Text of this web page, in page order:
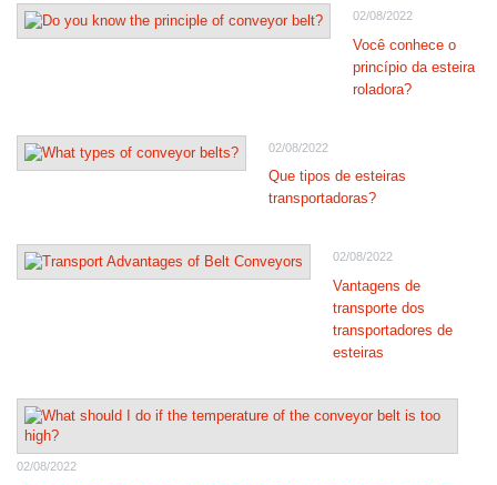
02/08/2022
Você conhece o
princípio da esteira
roladora?
02/08/2022
Que tipos de esteiras
transportadoras?
02/08/2022
Vantagens de
transporte dos
transportadores de
esteiras
02/08/2022